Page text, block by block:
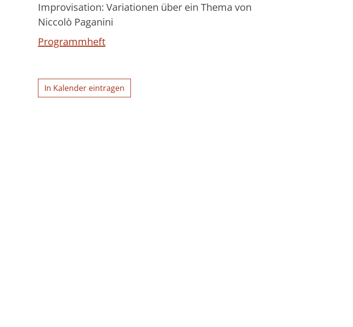
Improvisation: Variationen über ein Thema von
Niccolò Paganini
Programmheft
In Kalender eintragen